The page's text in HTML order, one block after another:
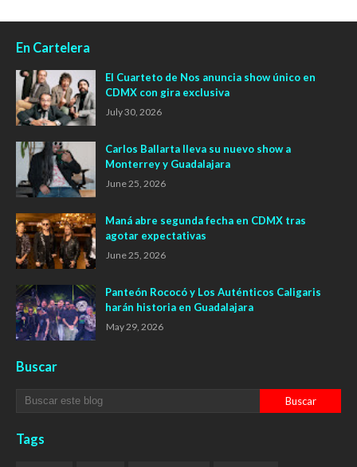
En Cartelera
El Cuarteto de Nos anuncia show único en
CDMX con gira exclusiva
July 30, 2026
Carlos Ballarta lleva su nuevo show a
Monterrey y Guadalajara
June 25, 2026
Maná abre segunda fecha en CDMX tras
agotar expectativas
June 25, 2026
Panteón Rococó y Los Auténticos Caligaris
harán historia en Guadalajara
May 29, 2026
Buscar
Tags